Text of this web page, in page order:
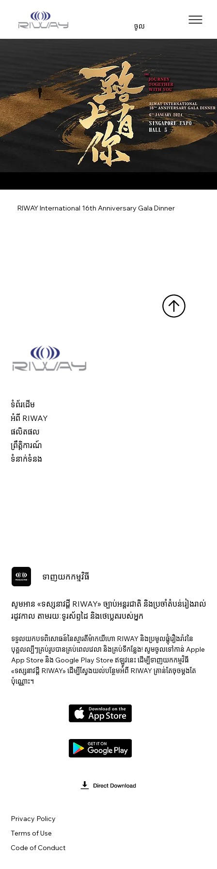
ចូល
RIWAY International 16th Anniversary Gala Dinner
ទំព័រដើម
អំពី RIWAY
ផលិតផល
ព្រឹត្តិការណ៍
ទំនាក់ទំនង
ទាញយកកម្មវិធី
សូមអាន «ទស្សនាវ​ដ្ដី RIWAY» ច្បាប់អន្តរជាតិ និងប្រចាំតំបន់រៀងរាល់
រដូវកាល តាមរយៈទូរស័ព្ទដៃ និងថេប្លេតរបស់អ្នក
ទទួលយកបទពិសោធន៍នៃស្មារតីម៉ាកយីហោ RIWAY និងប្រមូលផ្តុំរឿងរ៉ាវនៃ
បុគ្គលល្បីៗគ្រប់រូបបានគ្រប់ពេលវេលា និងគ្រប់ទីកន្លែង! សូមចូលទៅកាន់ Apple
App Store និង Google Play Store ឥឡូវនេះ ដើម្បីទាញយកកម្មវិធី
«ទស្សនាវ​ដ្ដី RIWAY» ដើម្បីស្វែងយល់បន្ថែមអំពី RIWAY គ្រាន់តែចុចម្តងតែ
ប៉ុណ្ណោះ។
Terms of Use
Privacy Policy
Code of Conduct